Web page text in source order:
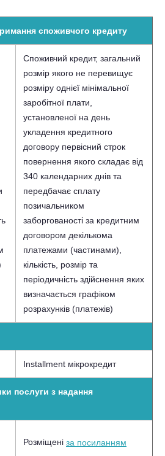
споживчого кредиту
Споживчий кредит, загальний
розмір якого не перевищує
розміру однієї мінімальної
заробітної плати,
установленої на день
укладення кредитного
договору первісний строк
повернення якого складає від
340 календарних днів та
передбачає сплату
позичальником
заборгованості за кредитним
договором декількома
платежами (частинами),
кількість, розмір та
періодичність здійснення яких
визначається графіком
розрахунків (платежів)
Installment мікрокредит
послуги з надання
Розміщені за посиланням